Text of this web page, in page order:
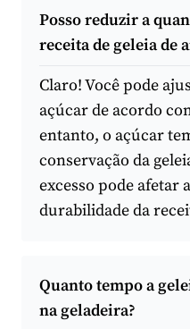
Posso reduzir a
receita de geleia de
Claro! Você pode
açúcar de acordo
entanto, o açúcar
conservação da
excesso pode afetar
durabilidade da
Quanto tempo a
na geladeira?